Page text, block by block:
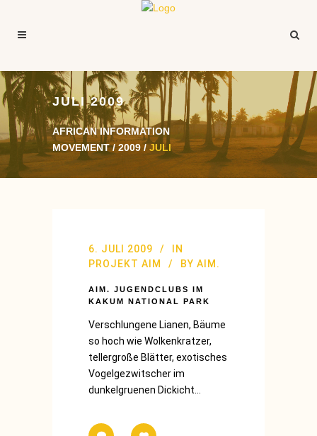
JULI 2009
AFRICAN INFORMATION
MOVEMENT/2009 /JULI
6. JULI 2009
IN
PROJEKT AIM
BY AIM.
AIM. JUGENDCLUBS IM
KAKUM NATIONAL PARK
Verschlungene Lianen, Bäume
so hoch wie Wolkenkratzer,
tellergroße Blätter, exotisches
Vogelgezwitscher im
dunkelgruenen Dickicht...